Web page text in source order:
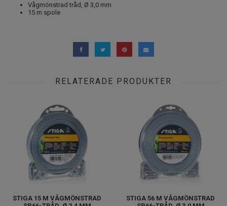
Vågmönstrad tråd, Ø 3,0 mm
15 m spole
RELATERADE PRODUKTER
STIGA 15 M VÅGMÖNSTRAD
STIGA 56 M VÅGMÖNSTRAD